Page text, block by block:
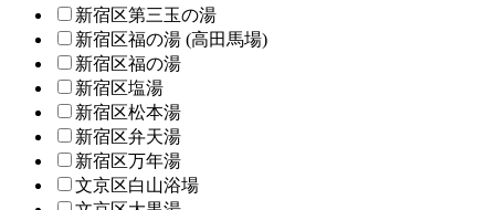
新宿区第三玉の湯
新宿区福の湯 (高田馬場)
新宿区福の湯
新宿区塩湯
新宿区松本湯
新宿区弁天湯
新宿区万年湯
文京区白山浴場